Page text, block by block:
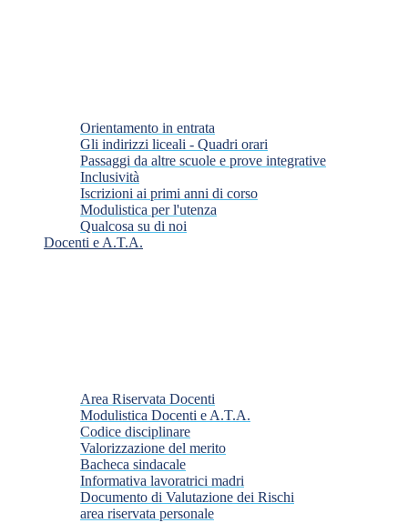
Orientamento in entrata
Gli indirizzi liceali - Quadri orari
Passaggi da altre scuole e prove integrative
Inclusività
Iscrizioni ai primi anni di corso
Modulistica per l'utenza
Qualcosa su di noi
Docenti e A.T.A.
Area Riservata Docenti
Modulistica Docenti e A.T.A.
Codice disciplinare
Valorizzazione del merito
Bacheca sindacale
Informativa lavoratrici madri
Documento di Valutazione dei Rischi
area riservata personale